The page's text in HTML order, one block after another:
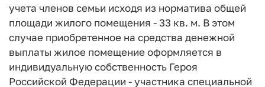
учета членов семьи исходя из норматива общей
площади жилого помещения - 33 кв. м. В этом
случае приобретенное на средства денежной
выплаты жилое помещение оформляется в
индивидуальную собственность Героя
Российской Федерации - участника специальной